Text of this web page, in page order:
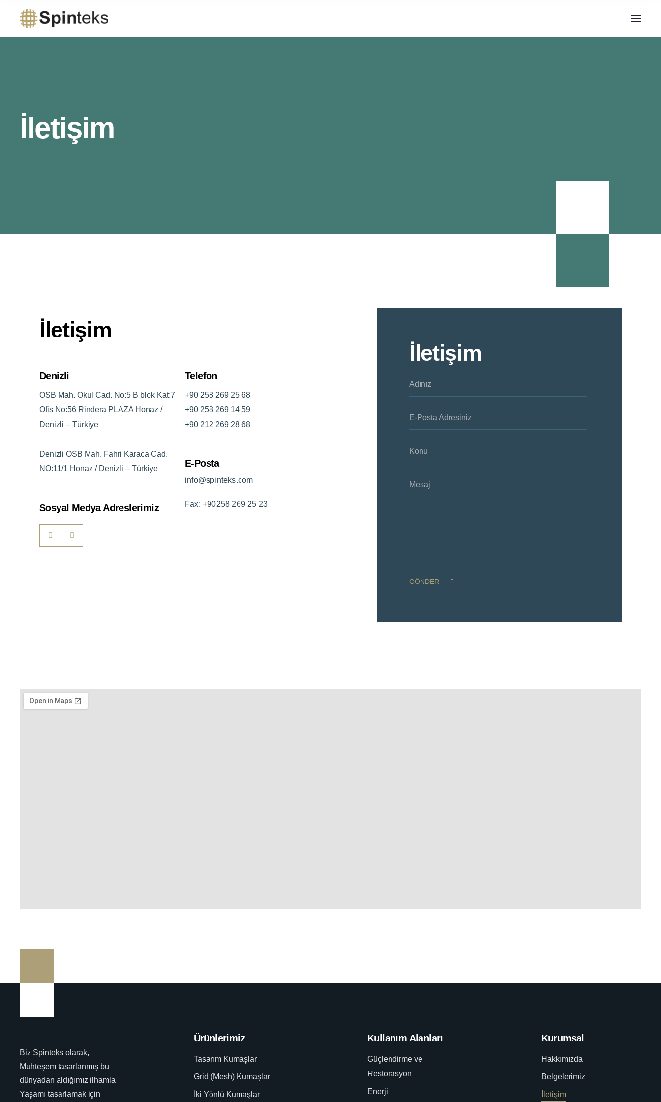
İletişim
İletişim
Denizli
OSB Mah. Okul Cad. No:5 B blok Kat:7
Ofis No:56 Rindera PLAZA Honaz /
Denizli – Türkiye
Denizli OSB Mah. Fahri Karaca Cad.
NO:11/1 Honaz / Denizli – Türkiye
Sosyal Medya Adreslerimiz
Telefon
+90 258 269 25 68
+90 258 269 14 59
+90 212 269 28 68
E-Posta
info@spinteks.com
Fax: +90258 269 25 23
İletişim
Adınız
E-Posta Adresiniz
Konu
Mesaj
GÖNDER
Biz Spinteks olarak,
Muhteşem tasarlanmış bu
dünyadan aldığımız ilhamla
Yaşamı tasarlamak için
Ürünlerimiz
Tasarım Kumaşlar
Grid (Mesh) Kumaşlar
İki Yönlü Kumaşlar
Kullanım Alanları
Güçlendirme ve
Restorasyon
Enerji
Kurumsal
Hakkımızda
Belgelerimiz
İletişim